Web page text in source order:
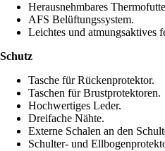
Herausnehmbares
AFS Belüftungssystem.
Leichtes und atmungsaktives
Schutz
Tasche für Rückenprotektor.
Taschen für Brustprotektoren.
Hochwertiges Leder.
Dreifache Nähte.
Externe Schalen an den
Schulter- und